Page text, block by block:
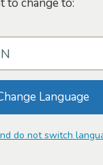
"
3be/
Language
do not switch